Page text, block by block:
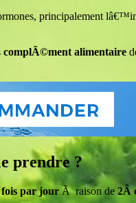
principalement
complÃ©ment alimentaire
prendre ?
par jour Ã raison de 2Â